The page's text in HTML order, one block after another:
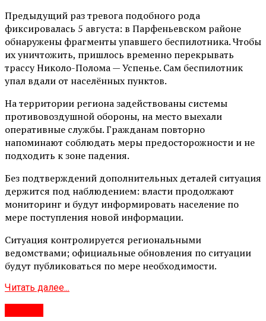
Предыдущий раз тревога подобного рода
фиксировалась 5 августа: в Парфеньевском районе
обнаружены фрагменты упавшего беспилотника. Чтобы
их уничтожить, пришлось временно перекрывать
трассу Николо-Полома — Успенье. Сам беспилотник
упал вдали от населённых пунктов.
На территории региона задействованы системы
противовоздушной обороны, на место выехали
оперативные службы. Гражданам повторно
напоминают соблюдать меры предосторожности и не
подходить к зоне падения.
Без подтверждений дополнительных деталей ситуация
держится под наблюдением: власти продолжают
мониторинг и будут информировать население по
мере поступления новой информации.
Ситуация контролируется региональными
ведомствами; официальные обновления по ситуации
будут публиковаться по мере необходимости.
Читать далее...